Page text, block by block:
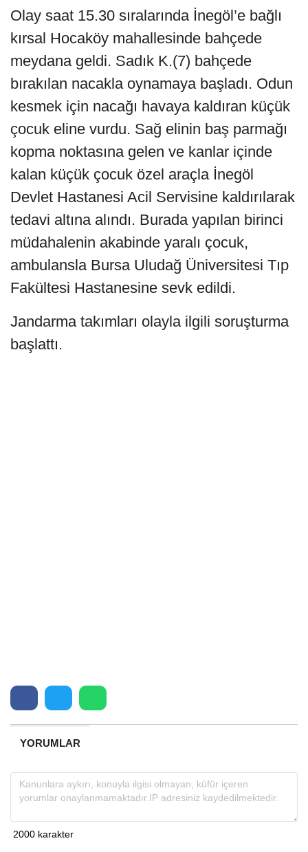
Olay saat 15.30 sıralarında İnegöl’e bağlı
kırsal Hocaköy mahallesinde bahçede
meydana geldi. Sadık K.(7) bahçede
bırakılan nacakla oynamaya başladı. Odun
kesmek için nacağı havaya kaldıran küçük
çocuk eline vurdu. Sağ elinin baş parmağı
kopma noktasına gelen ve kanlar içinde
kalan küçük çocuk özel araçla İnegöl
Devlet Hastanesi Acil Servisine kaldırılarak
tedavi altına alındı. Burada yapılan birinci
müdahalenin akabinde yaralı çocuk,
ambulansla Bursa Uludağ Üniversitesi Tıp
Fakültesi Hastanesine sevk edildi.
Jandarma takımları olayla ilgili soruşturma
başlattı.
YORUMLAR